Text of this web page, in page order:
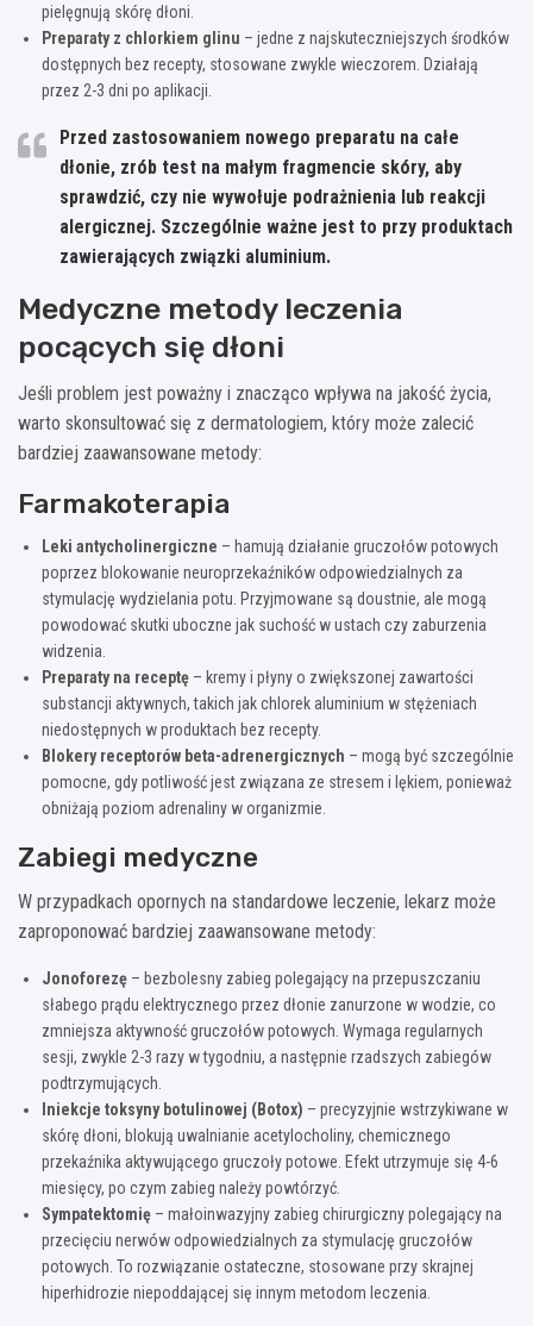
pielęgnują skórę dłoni.
Preparaty z chlorkiem glinu – jedne z najskuteczniejszych środków
dostępnych bez recepty, stosowane zwykle wieczorem. Działają
przez 2-3 dni po aplikacji.
Przed zastosowaniem nowego preparatu na całe
dłonie, zrób test na małym fragmencie skóry, aby
sprawdzić, czy nie wywołuje podrażnienia lub reakcji
alergicznej. Szczególnie ważne jest to przy produktach
zawierających związki aluminium.
Medyczne metody leczenia
pocących się dłoni
Jeśli problem jest poważny i znacząco wpływa na jakość życia,
warto skonsultować się z dermatologiem, który może zalecić
bardziej zaawansowane metody:
Farmakoterapia
Leki antycholinergiczne – hamują działanie gruczołów potowych
poprzez blokowanie neuroprzekaźników odpowiedzialnych za
stymulację wydzielania potu. Przyjmowane są doustnie, ale mogą
powodować skutki uboczne jak suchość w ustach czy zaburzenia
widzenia.
Preparaty na receptę – kremy i płyny o zwiększonej zawartości
substancji aktywnych, takich jak chlorek aluminium w stężeniach
niedostępnych w produktach bez recepty.
Blokery receptorów beta-adrenergicznych – mogą być szczególnie
pomocne, gdy potliwość jest związana ze stresem i lękiem, ponieważ
obniżają poziom adrenaliny w organizmie.
Zabiegi medyczne
W przypadkach opornych na standardowe leczenie, lekarz może
zaproponować bardziej zaawansowane metody:
Jonoforezę – bezbolesny zabieg polegający na przepuszczaniu
słabego prądu elektrycznego przez dłonie zanurzone w wodzie, co
zmniejsza aktywność gruczołów potowych. Wymaga regularnych
sesji, zwykle 2-3 razy w tygodniu, a następnie rzadszych zabiegów
podtrzymujących.
Iniekcje toksyny botulinowej (Botox) – precyzyjnie wstrzykiwane w
skórę dłoni, blokują uwalnianie acetylocholiny, chemicznego
przekaźnika aktywującego gruczoły potowe. Efekt utrzymuje się 4-6
miesięcy, po czym zabieg należy powtórzyć.
Sympatektomię – małoinwazyjny zabieg chirurgiczny polegający na
przecięciu nerwów odpowiedzialnych za stymulację gruczołów
potowych. To rozwiązanie ostateczne, stosowane przy skrajnej
hiperhidrozie niepoddającej się innym metodom leczenia.